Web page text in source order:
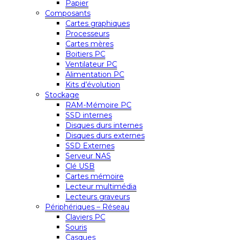
Papier
Composants
Cartes graphiques
Processeurs
Cartes mères
Boitiers PC
Ventilateur PC
Alimentation PC
Kits d’évolution
Stockage
RAM-Mémoire PC
SSD internes
Disques durs internes
Disques durs externes
SSD Externes
Serveur NAS
Clé USB
Cartes mémoire
Lecteur multimédia
Lecteurs graveurs
Périphériques – Réseau
Claviers PC
Souris
Casques